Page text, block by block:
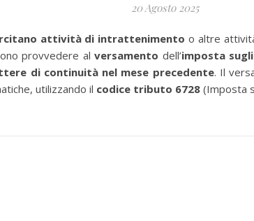
20 Agosto 2025
attività di intrattenimento o altre
provvedere alversamento dell’imposta
di continuità nel mese precedente. Il
utilizzando il codice tributo 6728 (Imposta